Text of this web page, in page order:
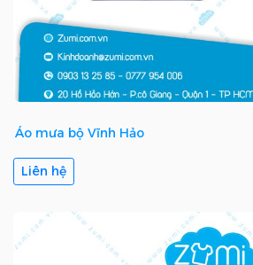
Áo mưa bộ Vĩnh Hảo
Liên hệ